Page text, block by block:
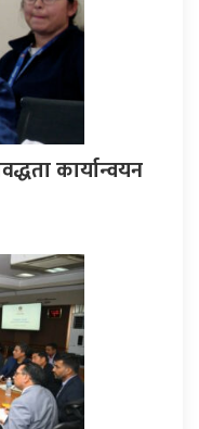
कार्यान्वयन